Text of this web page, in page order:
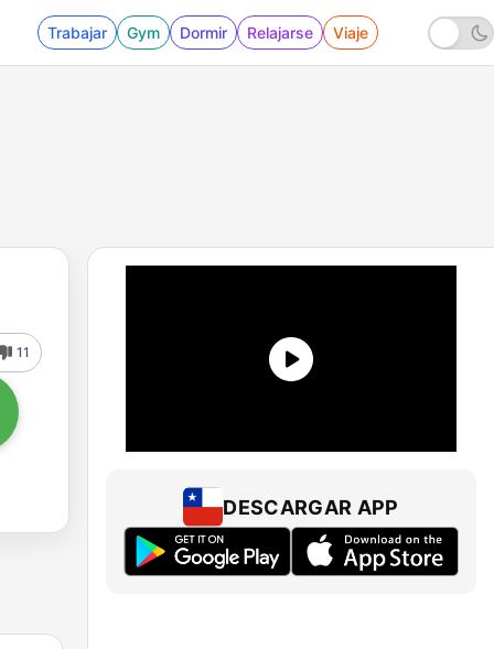
Trabajar Gym Dormir Relajarse Viaje
11
DESCARGAR APP